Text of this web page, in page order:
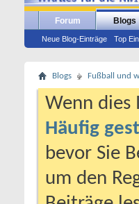
Forum Blogs
Neue Blog-Einträge Top
Blogs Fußball und
Wenn dies
Häufig
bevor Sie
um den